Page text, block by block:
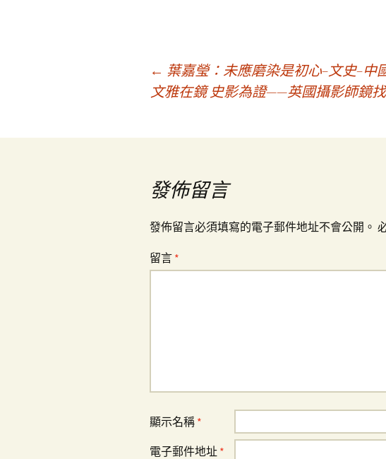
← 葉嘉瑩：未應磨染是初心–文史–中
文雅在鏡 史影為證——英國攝影師鏡
發佈留言
發佈留言必須填寫的電子郵件地址不會公開。
留言 *
顯示名稱 *
電子郵件地址 *